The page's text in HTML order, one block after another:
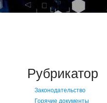
Рубрикатор
Законодательство
Горячие документы